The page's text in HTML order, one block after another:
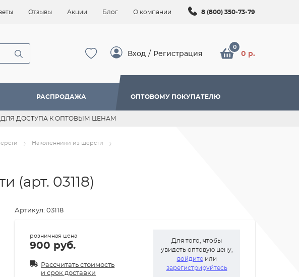
Отзывы Акции Блог О компании 8 (800) 350-73-79
Вход / Регистрация 0 р.
РАСПРОДАЖА ОПТОВОМУ ПОКУПАТЕЛЮ
ДЛЯ ДОСТУПА К ОПТОВЫМ ЦЕНАМ
Наколенники из шерсти
(арт. 03118)
Артикул: 03118
розничная цена
900 руб.
Рассчитать стоимость
и срок доставки
Для того, чтобы
увидеть оптовую цену,
войдитеили
зарегистрируйтесь